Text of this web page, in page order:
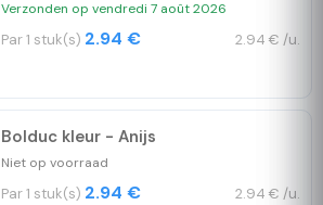
Verzonden op vendredi 7 août 2026
Par 1 stuk(s) 2.94 € 2.94 € /u.
Bolduc kleur - Anijs
Niet op voorraad
Par 1 stuk(s) 2.94 € 2.94 € /u.